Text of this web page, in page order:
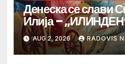
Денеска се слави
Илија –
AUG 2, 2026 RADOVIS